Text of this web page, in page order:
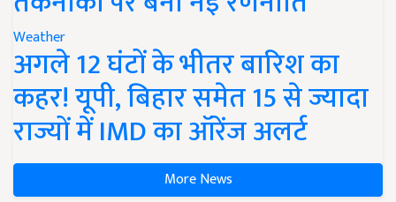
Weather
अगले 12 घंटों के भीतर बारिश का
कहर! यूपी, बिहार समेत 15 से ज्यादा
राज्यों में IMD का ऑरेंज अलर्ट
More News